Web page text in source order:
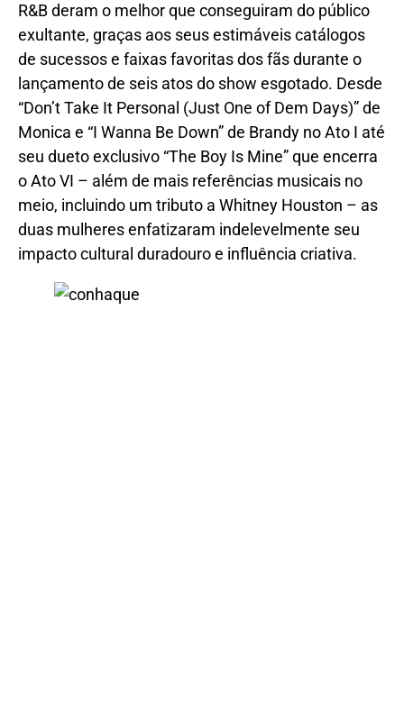
R&B deram o melhor que conseguiram do público
exultante, graças aos seus estimáveis ​​catálogos
de sucessos e faixas favoritas dos fãs durante o
lançamento de seis atos do show esgotado. Desde
“Don’t Take It Personal (Just One of Dem Days)” de
Monica e “I Wanna Be Down” de Brandy no Ato I até
seu dueto exclusivo “The Boy Is Mine” que encerra
o Ato VI – além de mais referências musicais no
meio, incluindo um tributo a Whitney Houston – as
duas mulheres enfatizaram indelevelmente seu
impacto cultural duradouro e influência criativa.